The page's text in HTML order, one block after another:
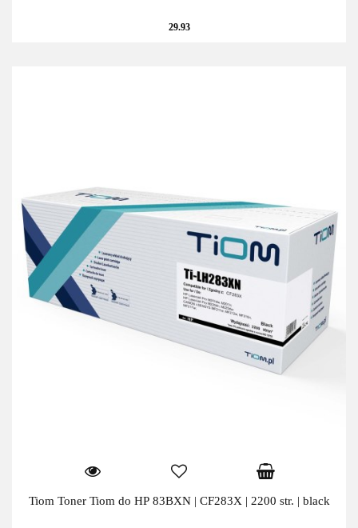
29.93
Tiom Toner Tiom do HP 83BXN | CF283X | 2200 str. | black